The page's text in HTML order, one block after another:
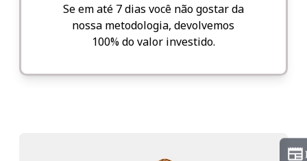
Se em até 7 dias você não gostar da
nossa metodologia, devolvemos
100% do valor investido.